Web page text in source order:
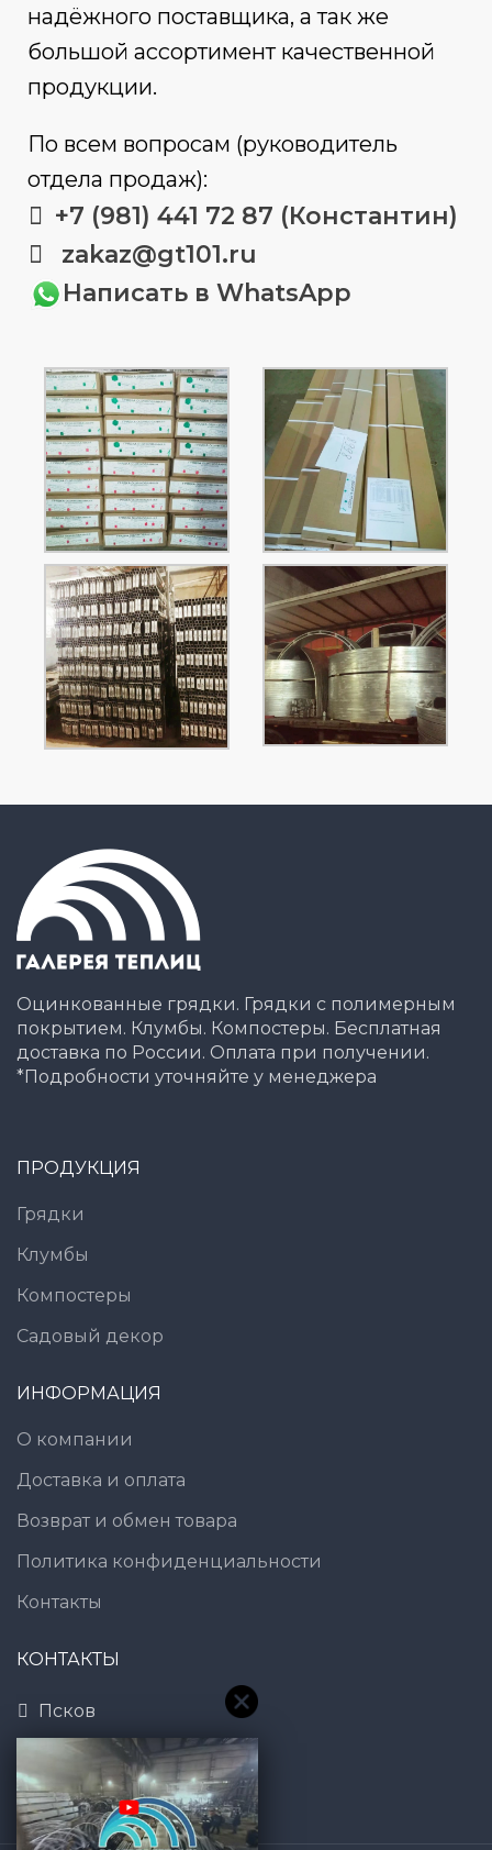
надёжного поставщика, а так же
большой ассортимент качественной
продукции.
По всем вопросам (руководитель
отдела продаж):
+7 (981) 441 72 87 (Константин)
zakaz@gt101.ru
Написать в WhatsApp
Оцинкованные грядки. Грядки с полимерным
покрытием. Клумбы. Компостеры. Бесплатная
доставка по России. Оплата при получении.
*Подробности уточняйте у менеджера
ПРОДУКЦИЯ
Грядки
Клумбы
Компостеры
Садовый декор
ИНФОРМАЦИЯ
О компании
Доставка и оплата
Возврат и обмен товара
Политика конфиденциальности
Контакты
КОНТАКТЫ
Псков
8 (800) 600-83-54
7@gt101.ru